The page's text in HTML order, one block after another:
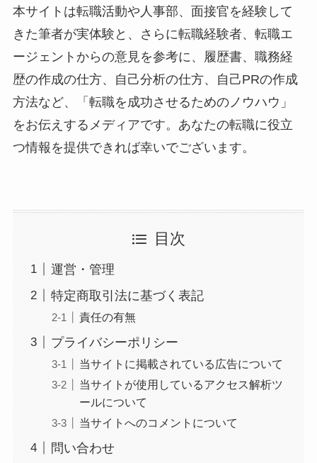
本サイトは転職活動や人事部、面接官を経験して
きた筆者が実体験と、さらに転職経験者、転職エ
ージェントからの意見を参考に、履歴書、職務経
歴の作成の仕方、自己分析の仕方、自己PRの作成
方法など、「転職を成功させるためのノウハウ」
をお伝えするメディアです。あなたの転職に役立
つ情報を提供できれば幸いでございます。
目次
運営・管理
特定商取引法に基づく表記
責任の有無
プライバシーポリシー
当サイトに掲載されている広告について
当サイトが使用しているアクセス解析ツ
ールについて
当サイトへのコメントについて
問い合わせ